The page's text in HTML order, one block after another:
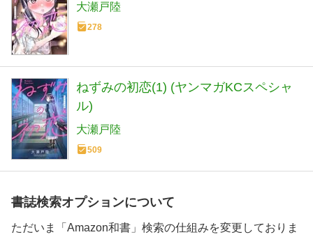
大瀬戸陸
278
ねずみの初恋(1) (ヤンマガKCスペシャ
ル)
大瀬戸陸
509
書誌検索オプションについて
ただいま「Amazon和書」検索の仕組みを変更しておりま